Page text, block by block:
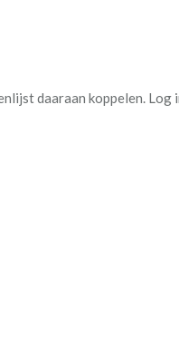
daaraan koppelen. Log